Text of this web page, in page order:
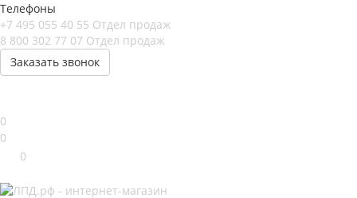
Телефоны
+7 495 055 40 55 Отдел продаж
8 800 302 77 07 Отдел продаж
Заказать звонок
0
0
0